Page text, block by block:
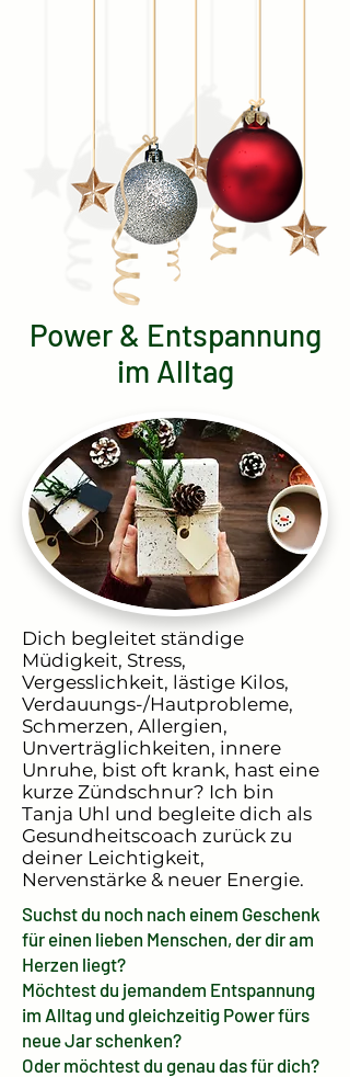
Power & Entspannung
im Alltag
Dich begleitet ständige
Müdigkeit, Stress,
Vergesslichkeit, lästige Kilos,
Verdauungs-/Hautprobleme,
Schmerzen, Allergien,
Unverträglichkeiten, innere
Unruhe, bist oft krank, hast eine
kurze Zündschnur? Ich bin
Tanja Uhl und begleite dich als
Gesundheitscoach zurück zu
deiner Leichtigkeit,
Nervenstärke & neuer Energie.
Suchst du noch nach einem Geschenk
für einen lieben Menschen, der dir am
Herzen liegt?
Möchtest du jemandem Entspannung
im Alltag und gleichzeitig Power fürs
neue Jar schenken?
Oder möchtest du genau das für dich?